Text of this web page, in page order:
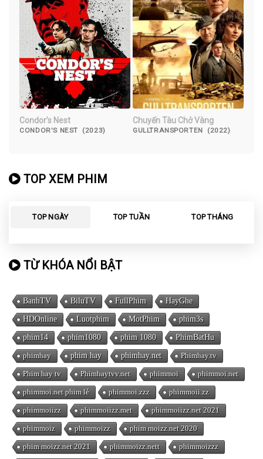
Condor’s Nest
CONDOR'S NEST (2023)
Chuyến Tàu Chở Vàng
GULLTRANSPORTEN (2022)
TOP XEM PHIM
TOP NGÀY TOP TUẦN TOP THÁNG
TỪ KHÓA NỔI BẬT
BanhTV BiluTV FullPhim HayGhe
HDOnline Luotphim MotPhim phim3s
phim14 phim1080 phim 1080 PhimBatHu
phimhay phim hay phimhay.net Phimhay.tv
Phim hay tv Phimhaytvv.net phimmoi phimmoi.net
phimmoi.net phim lẻ phimmoi.zzz phimmoii.zz
phimmoiizz phimmoiizz.met phimmoiizz.net 2021
phimmoiz phimmoizz phim moizz.net 2020
phim moizz.net 2021 phimmoizz.nett phimmoizzz